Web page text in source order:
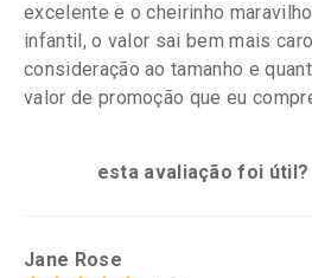
excelente e o cheirinho
infantil, o valor sai bem mais
consideração ao tamanho e
valor de promoção que eu
esta avaliação foi útil?
Jane Rose